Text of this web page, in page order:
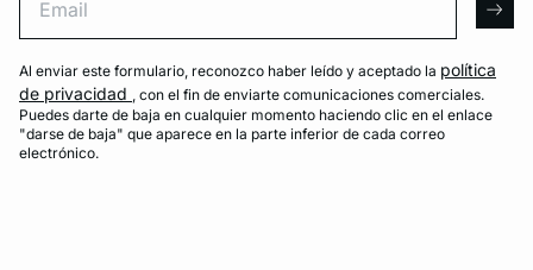
Al enviar este formulario, reconozco haber leído y aceptado la política
de privacidad , con el fin de enviarte comunicaciones comerciales.
Puedes darte de baja en cualquier momento haciendo clic en el enlace
"darse de baja" que aparece en la parte inferior de cada correo
electrónico.